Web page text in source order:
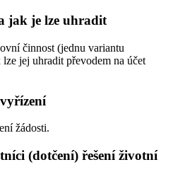
jak je lze uhradit
činnost (jednu variantu
jej uhradit převodem na účet
žádosti.
(dotčení) řešení životní